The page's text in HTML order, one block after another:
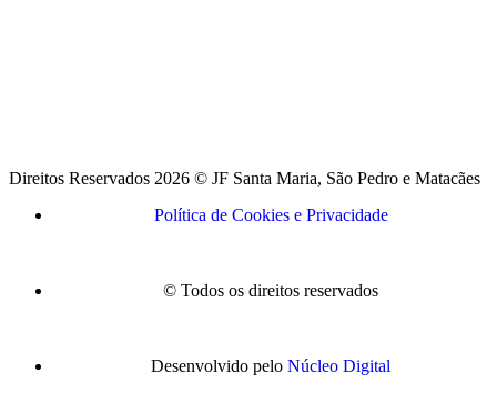
Direitos Reservados 2026 © JF Santa Maria, São Pedro e Matacães
Política de Cookies e Privacidade
© Todos os direitos reservados
Desenvolvido pelo Núcleo Digital